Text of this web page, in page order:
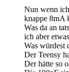
Nun wenn
knappe 8mA
Was da an
ich aber
Was würdest
Der Teensy
Der hätte so